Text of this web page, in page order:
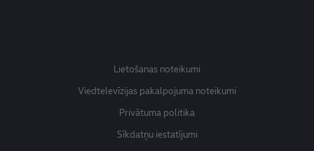
Lietošanas noteikumi
Viedtelevīzijas pakalpojuma noteikumi
Privātuma politika
Sīkdatņu iestatījumi